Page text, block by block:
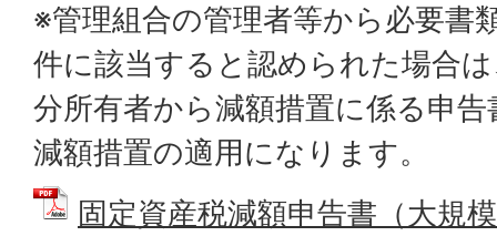
※管理組合の管理者等から必要書
件に該当すると認められた場合
分所有者から減額措置に係る申
減額措置の適用になります。
固定資産税減額申告書（大規